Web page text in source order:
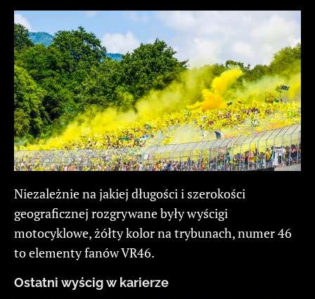
Niezależnie na jakiej długości i szerokości
geograficznej rozgrywane były wyścigi
motocyklowe, żółty kolor na trybunach, numer 46
to elementy fanów VR46.
Ostatni wyścig w karierze